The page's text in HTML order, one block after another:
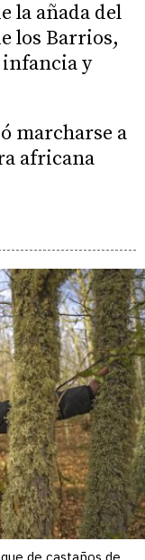
la añada del
los Barrios,
infancia y
marcharse a
africana
de castaños de